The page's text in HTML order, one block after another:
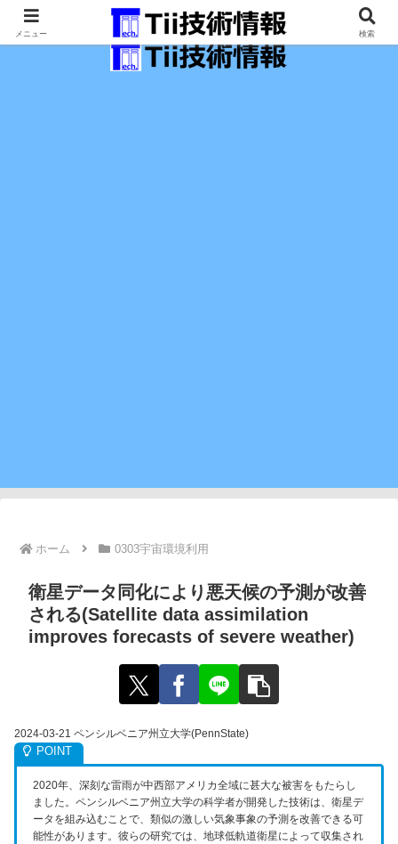
最新の科学技術の情報インフラ。
ホーム 0303宇宙環境利用
衛星データ同化により悪天候の予測が改善
される(Satellite data assimilation
improves forecasts of severe weather)
2024-03-21 ペンシルベニア州立大学(PennState)
2020年、深刻な雷雨が中西部アメリカ全域に甚大な被害をもたらし
ました。ペンシルベニア州立大学の科学者が開発した技術は、衛星デ
ータを組み込むことで、類似の激しい気象事象の予測を改善できる可
能性があります。彼らの研究では、地球低軌道衛星によって収集され
メニュー 検索